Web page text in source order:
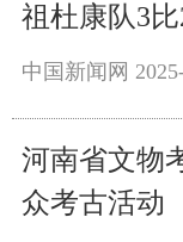
祖杜康队3
中国新闻网
河南省文物
众考古活动